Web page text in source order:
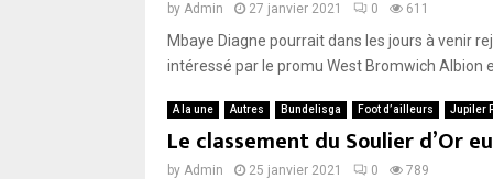
by Admin 27 janvier 2021 0 611
Mbaye Diagne pourrait dans les jours à venir
intéressé par le promu West Bromwich Albion
A la une Autres Bundelisga Foot d’ailleurs Jupiler
Le classement du Soulier d’Or
by Admin 25 janvier 2021 0 789